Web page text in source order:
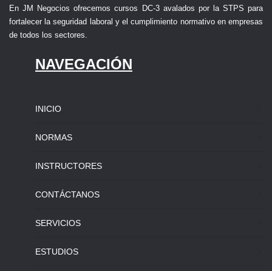
En JM Negocios ofrecemos cursos DC-3 avalados por la STPS para
fortalecer la seguridad laboral y el cumplimiento normativo en empresas
de todos los sectores.
NAVEGACIÓN
INICIO
NORMAS
INSTRUCTORES
CONTÁCTANOS
SERVICIOS
ESTUDIOS